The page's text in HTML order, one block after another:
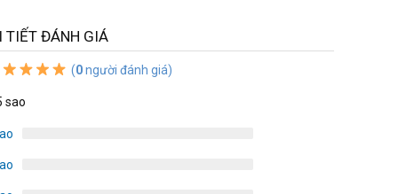
TIẾT ĐÁNH GIÁ
(0người đánh giá)
sao